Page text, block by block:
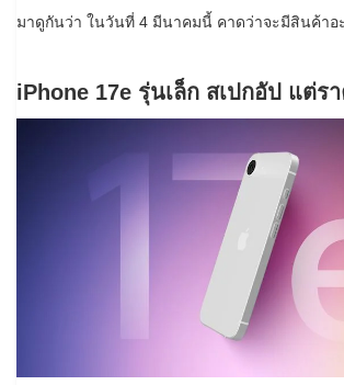
มาดูกันว่า ในวันที่ 4 มีนาคมนี้ คาดว่าจะมีสินค้าอ
iPhone 17e รุ่นเล็ก สเปกอัป แต่ร